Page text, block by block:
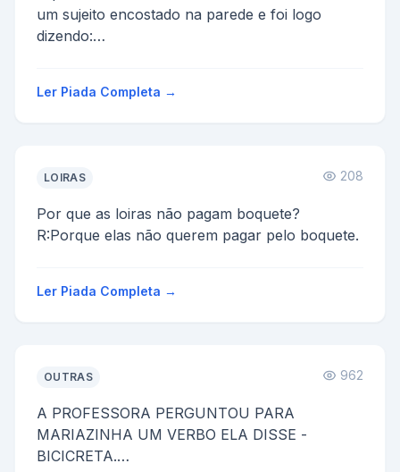
um sujeito encostado na parede e foi logo
dizendo:
Ler Piada Completa →
LOIRAS 208
Por que as loiras não pagam boquete?
R:Porque elas não querem pagar pelo boquete.
Ler Piada Completa →
OUTRAS 962
A PROFESSORA PERGUNTOU PARA
MARIAZINHA UM VERBO ELA DISSE -
BICICRETA.